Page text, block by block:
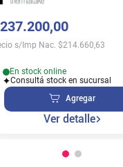
237.200,00
s/Imp Nac. $214.660,63
En stock online
Consultá stock en sucursal
Agregar
Ver detalle